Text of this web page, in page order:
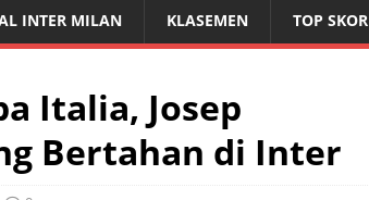
INTER MILAN KLASEMEN TOP SKOR
Italia, Josep
Bertahan di Inter